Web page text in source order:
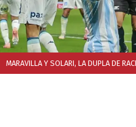
MARAVILLA Y SOLARI, LA DUPLA DE